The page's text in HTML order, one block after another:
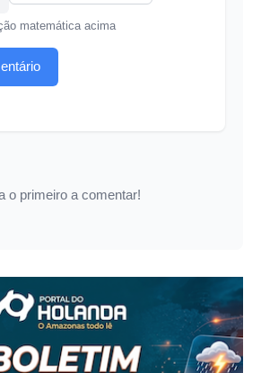
matemática acima
o primeiro a comentar!